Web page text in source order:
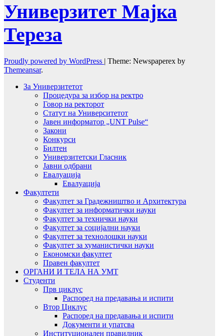
Универзитет Мајка
Тереза
Proudly powered by WordPress | Theme: Newspaperex by
Themeansar.
За Универзитетот
Процедура за избор на ректро
Говор на ректорот
Статут на Университетот
Јавен информатор „UNT Pulse“
Закони
Конкурси
Билтен
Универзитетски Гласник
Јавни одбрани
Евалуација
Евалуација
Факултети
Факултет за Градежништво и Архитектура
Факултет за информатички науки
Факултет за технички науки
Факултет за социјални науки
Факултет за технолошки науки
Факултет за хуманистички науки
Економски факултет
Правен факултет
ОРГАНИ И ТЕЛА НА УМТ
Студенти
Прв циклус
Распоред на предавањa и испити
Втор Циклус
Распоред на предавањa и испити
Документи и упатсва
Институционален правилник